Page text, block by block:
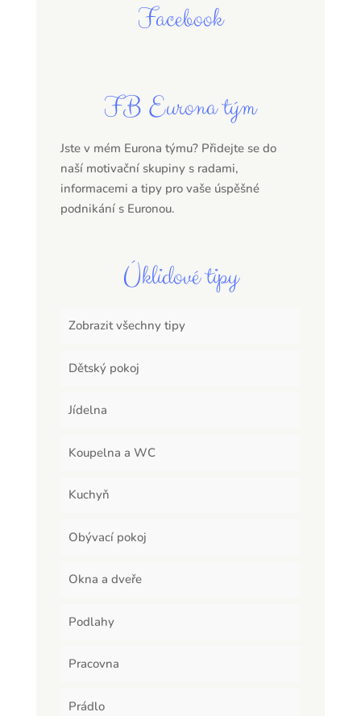
Facebook
FB Eurona tým
Jste v mém Eurona týmu? Přidejte se do
naší motivační skupiny s radami,
informacemi a tipy pro vaše úspěšné
podnikání s Euronou.
Úklidové tipy
Zobrazit všechny tipy
Dětský pokoj
Jídelna
Koupelna a WC
Kuchyň
Obývací pokoj
Okna a dveře
Podlahy
Pracovna
Prádlo